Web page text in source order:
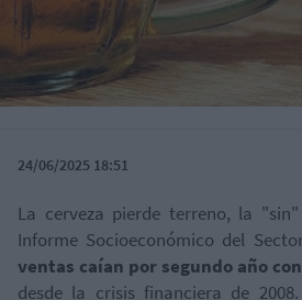
24/06/2025 18:51
La cerveza pierde terreno, la
Informe Socioeconómico del
ventas caían por segundo año
desde la crisis financiera de 2008.